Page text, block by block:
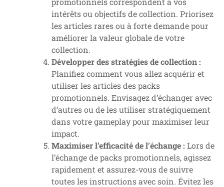
intérêts ou objectifs de collection. Priorisez
les articles rares ou à forte demande pour
améliorer la valeur globale de votre
collection.
Développer des stratégies de collection :
Planifiez comment vous allez acquérir et
utiliser les articles des packs
promotionnels. Envisagez d’échanger avec
d’autres ou de les utiliser stratégiquement
dans votre gameplay pour maximiser leur
impact.
Maximiser l’efficacité de l’échange : Lors de
l’échange de packs promotionnels, agissez
rapidement et assurez-vous de suivre
toutes les instructions avec soin. Évitez les